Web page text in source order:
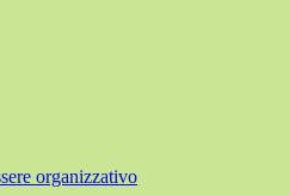
organizzativo